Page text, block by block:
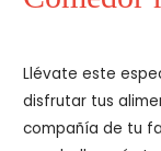
Llévate este
disfrutar tus
compañía de tu